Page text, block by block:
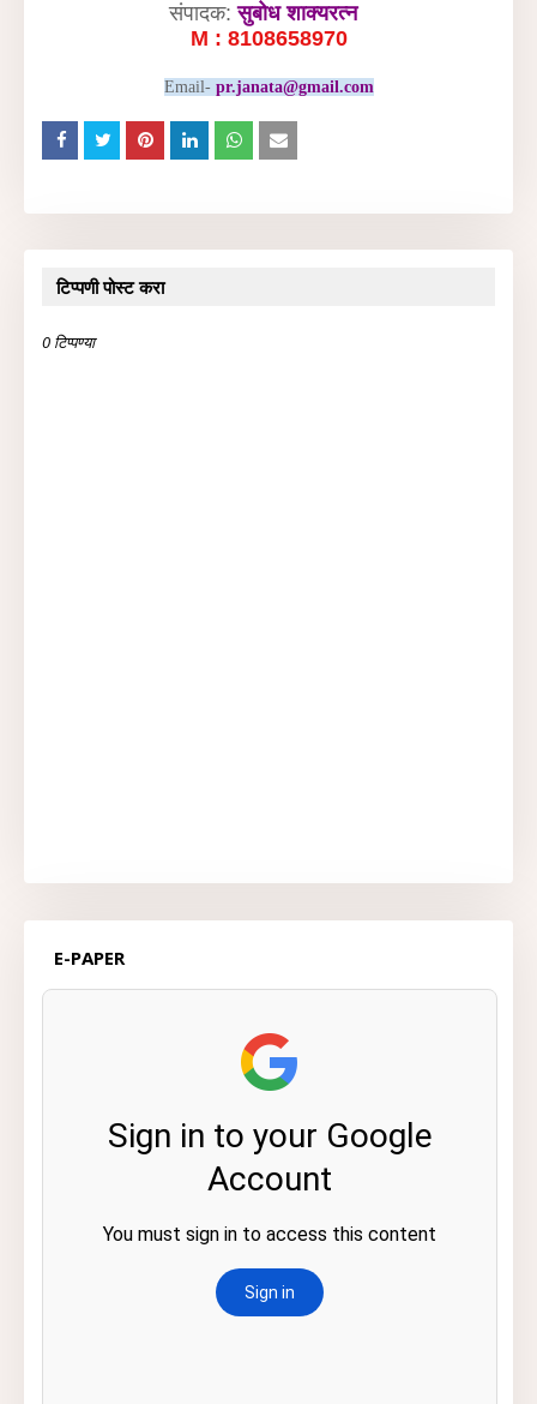
संपादक:सुबोध शाक्यरत्न
M : 8108658970
Email- pr.janata@gmail.com
टिप्पणी पोस्ट करा
0 टिप्पण्या
E-PAPER